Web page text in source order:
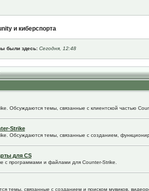
и киберспорта
были здесь: Сегодня, 12:48
Обсуждаются темы, связанные с клиентской частью
Strike
Обсуждаются темы, связанные с созданием,
для CS
с программами и файлами для Counter-Strike.
темы, связанные с созданием и поиском мувиков,